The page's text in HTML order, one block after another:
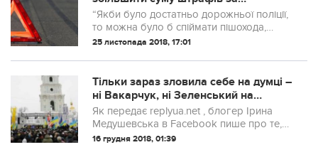
порушення ПДР пішоходами (відео)
“Якби було достатньо дорожньої поліції,
то можна було б спіймати пішохода,
оформити протокол. Але часто у них
потрібно везти такого пішохода в
райвідділ,...
25 листопада 2018, 17:01
Тільки зараз зловила себе на думці –
ні Вакарчук, ні Зеленський на
Софіївську площу так і не прийшли :
Медушевська
Як передає replyua.net , блогер Ірина
Медушевська в Facebook пише про те,
що починався сьогоднішній важливий
16 грудня 2018, 01:39